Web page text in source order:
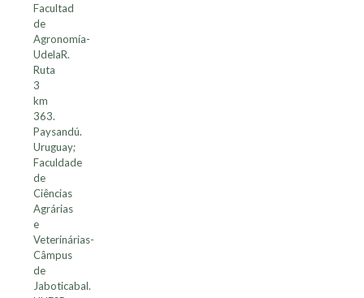
Facultad
de
Agronomía-
UdelaR.
Ruta
3
km
363.
Paysandú.
Uruguay;
Faculdade
de
Ciências
Agrárias
e
Veterinárias-
Câmpus
de
Jaboticabal.